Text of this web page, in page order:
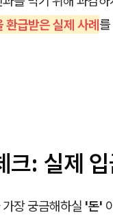
급받은 실제 사례
크: 실제
장 궁금해하실 '돈'